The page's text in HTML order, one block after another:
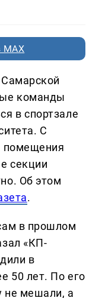
MAX
команды
в спортзале
С
помещения
секции
Об этом
.
в прошлом
«КП-
в
50 лет. По его
не мешали, а